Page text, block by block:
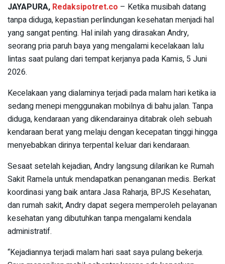
JAYAPURA, Redaksipotret.co – Ketika musibah datang
tanpa diduga, kepastian perlindungan kesehatan menjadi hal
yang sangat penting. Hal inilah yang dirasakan Andry,
seorang pria paruh baya yang mengalami kecelakaan lalu
lintas saat pulang dari tempat kerjanya pada Kamis, 5 Juni
2026.
Kecelakaan yang dialaminya terjadi pada malam hari ketika ia
sedang menepi menggunakan mobilnya di bahu jalan. Tanpa
diduga, kendaraan yang dikendarainya ditabrak oleh sebuah
kendaraan berat yang melaju dengan kecepatan tinggi hingga
menyebabkan dirinya terpental keluar dari kendaraan.
Sesaat setelah kejadian, Andry langsung dilarikan ke Rumah
Sakit Ramela untuk mendapatkan penanganan medis. Berkat
koordinasi yang baik antara Jasa Raharja, BPJS Kesehatan,
dan rumah sakit, Andry dapat segera memperoleh pelayanan
kesehatan yang dibutuhkan tanpa mengalami kendala
administratif.
“Kejadiannya terjadi malam hari saat saya pulang bekerja.